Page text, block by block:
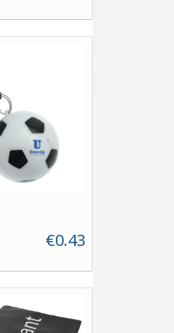
€0.43